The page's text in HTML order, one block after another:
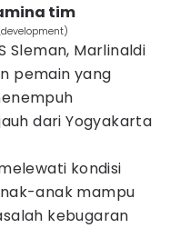
tim
Sleman, Marlinaldi
pemain yang
dari Yogyakarta
kondisi
anak mampu
kebugaran